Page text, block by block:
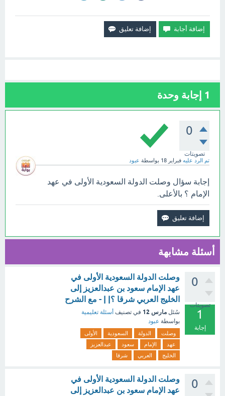
1 إجابة وحدة
0
تصويتات
تم الرد عليه فبراير 18 بواسطة عبود
إجابة سؤال وصلت الدولة السعودية الأولى في عهد
الإمام ؟ بالأعلى.
أسئلة مشابهة
0
تصويتات
1
إجابة
وصلت الدولة السعودية الأولى في
عهد الإمام سعود بن عبدالعزيز إلى
الخليج العربي شرقا ؟| | - مع الشرح
سُئل مارس 12 في تصنيف أسئلة تعليمية
بواسطة عبود
وصلت الدولة السعودية
الأولى
عهد
الإمام سعود
عبدالعزيز
الخليج
العربي شرقا
0
وصلت الدولة السعودية الأولى في
عهد الإمام سعود بن عبدالعزيز إلى